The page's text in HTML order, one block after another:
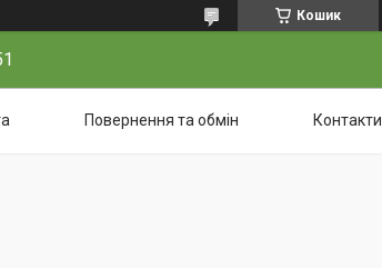
Кошик
Повернення та обмін Контакти